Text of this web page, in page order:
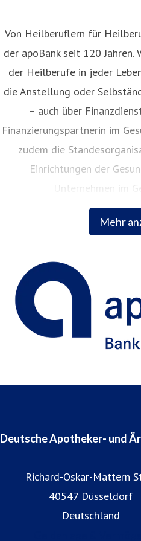
Mehr
Von Heilberuflern für
der apoBank seit 120
der Heilberufe in jeder
die Anstellung oder
– auch über
Finanzierungspartnerin im
zudem die
Einrichtungen der
Unternehmen im
Deutsche Apotheker- und
Richard-Oskar-Mattern
40547 Düsseldorf
Deutschland